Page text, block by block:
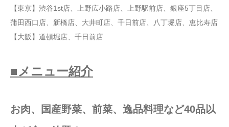
【東京】渋谷1st店、上野広小路店、上野駅前店、銀座5丁目店、
蒲田西口店、新橋店、大井町店、千日前店、八丁堀店、恵比寿店
【大阪】道頓堀店、千日前店
■メニュー紹介
お肉、国産野菜、前菜、逸品料理など40品以